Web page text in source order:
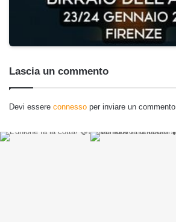
Lascia un commento
Devi essere connesso per inviare un commento.